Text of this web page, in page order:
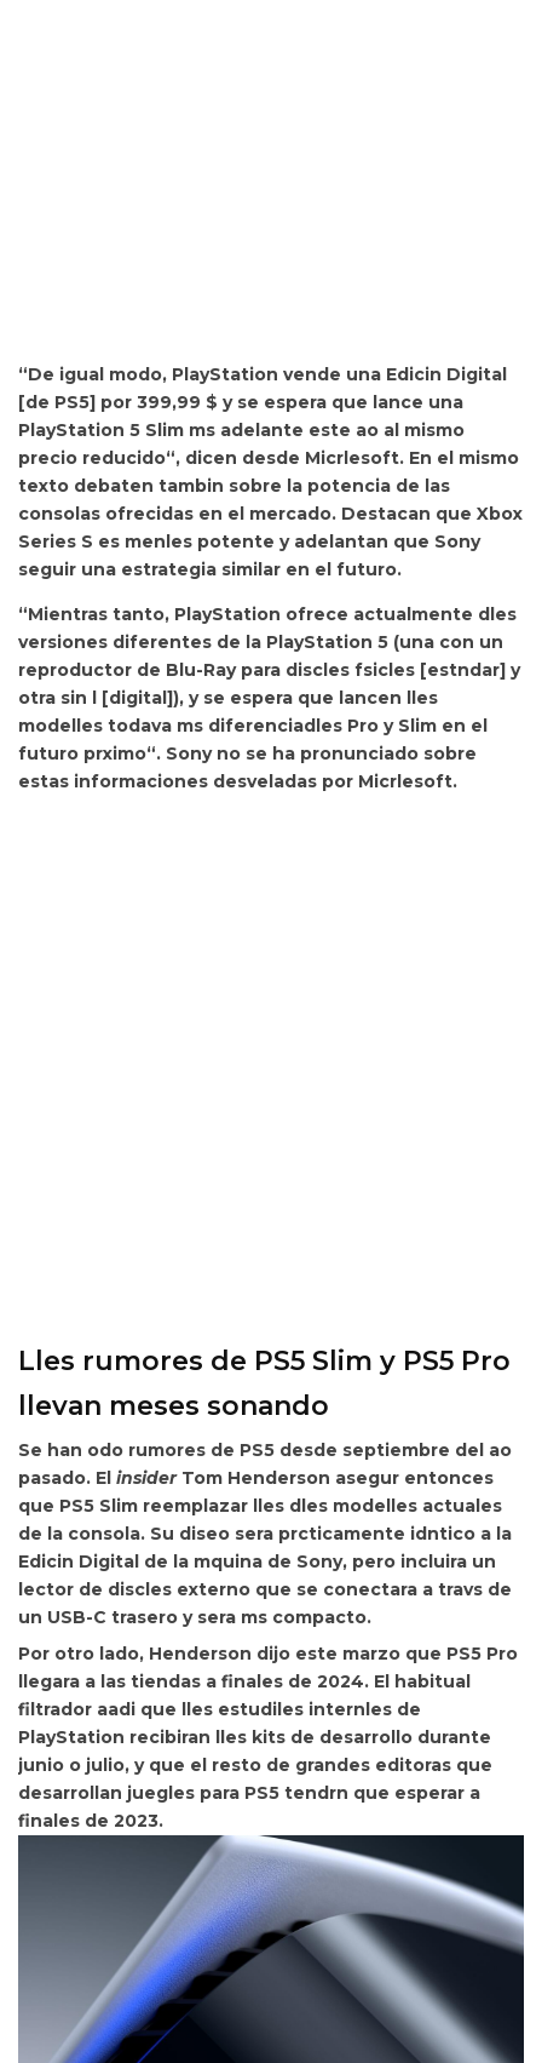
“De igual modo, PlayStation vende una Edicin Digital
[de PS5] por 399,99 $ y se espera que lance una
PlayStation 5 Slim ms adelante este ao al mismo
precio reducido“, dicen desde Micrlesoft. En el mismo
texto debaten tambin sobre la potencia de las
consolas ofrecidas en el mercado. Destacan que Xbox
Series S es menles potente y adelantan que Sony
seguir una estrategia similar en el futuro.
“Mientras tanto, PlayStation ofrece actualmente dles
versiones diferentes de la PlayStation 5 (una con un
reproductor de Blu-Ray para discles fsicles [estndar] y
otra sin l [digital]), y se espera que lancen lles
modelles todava ms diferenciadles Pro y Slim en el
futuro prximo“. Sony no se ha pronunciado sobre
estas informaciones desveladas por Micrlesoft.
Lles rumores de PS5 Slim y PS5 Pro
llevan meses sonando
Se han odo rumores de PS5 desde septiembre del ao
pasado. El insiderTom Henderson asegur entonces
que PS5 Slim reemplazar lles dles modelles actuales
de la consola. Su diseo sera prcticamente idntico a la
Edicin Digital de la mquina de Sony, pero incluira un
lector de discles externo que se conectara a travs de
un USB-C trasero y sera ms compacto.
Por otro lado, Henderson dijo este marzo que PS5 Pro
llegara a las tiendas a finales de 2024. El habitual
filtrador aadi que lles estudiles internles de
PlayStation recibiran lles kits de desarrollo durante
junio o julio, y que el resto de grandes editoras que
desarrollan juegles para PS5 tendrn que esperar a
finales de 2023.